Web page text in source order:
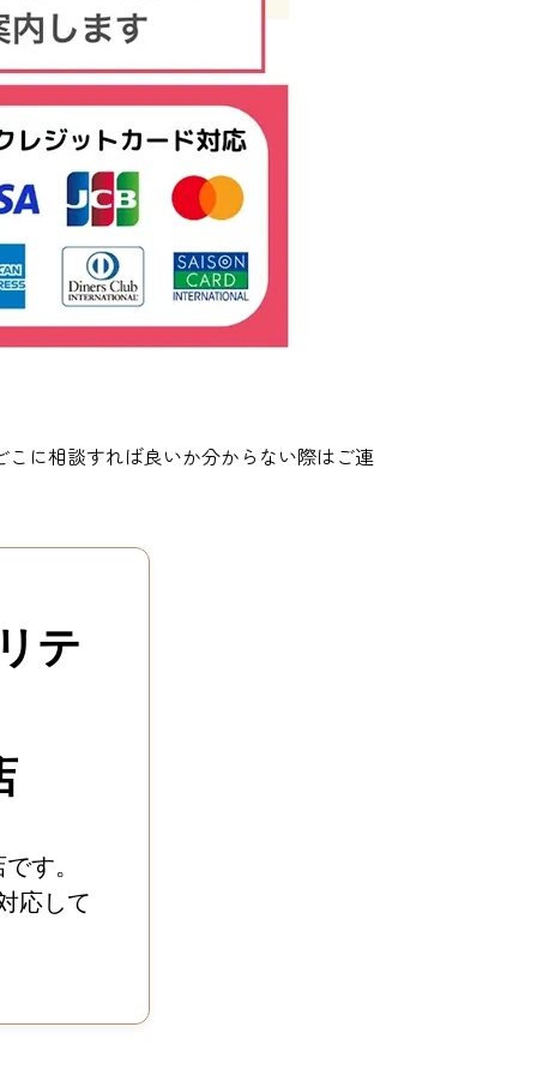
に相談すれば良いか分からない際はご連
テ
す。
応して